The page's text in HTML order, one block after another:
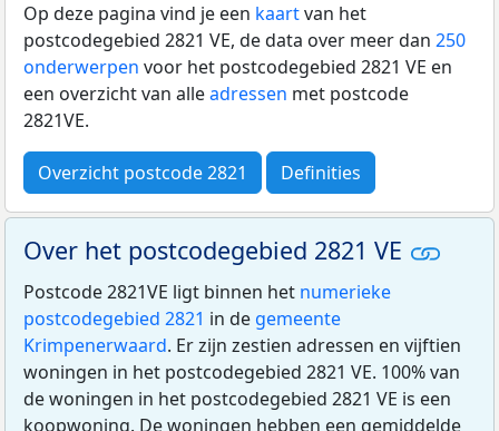
Op deze pagina vind je een kaartvan het
postcodegebied 2821 VE, de data over meer dan 250
onderwerpen voor het postcodegebied 2821 VE en
een overzicht van alleadressen met postcode
2821VE.
Overzicht postcode 2821 Definities
Over het postcodegebied 2821 VE
Postcode 2821VE ligt binnen het numerieke
postcodegebied 2821 in de gemeente
Krimpenerwaard. Er zijn zestien adressen en vijftien
woningen in het postcodegebied 2821 VE. 100% van
de woningen in het postcodegebied 2821 VE is een
koopwoning. De woningen hebben een gemiddelde